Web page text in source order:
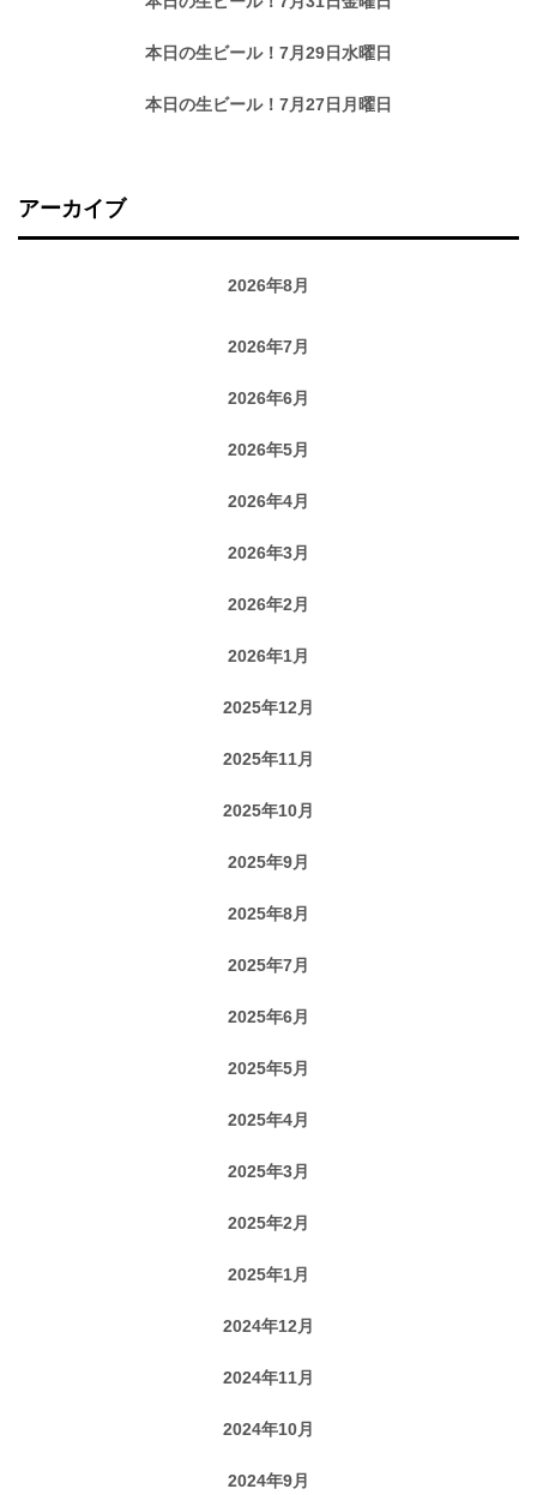
本日の生ビール！7月29日水曜日
本日の生ビール！7月27日月曜日
アーカイブ
2026年8月
2026年7月
2026年6月
2026年5月
2026年4月
2026年3月
2026年2月
2026年1月
2025年12月
2025年11月
2025年10月
2025年9月
2025年8月
2025年7月
2025年6月
2025年5月
2025年4月
2025年3月
2025年2月
2025年1月
2024年12月
2024年11月
2024年10月
2024年9月